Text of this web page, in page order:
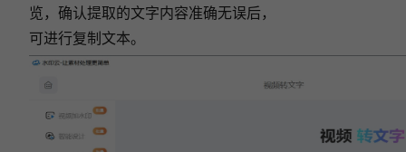
览，确认提取的文字内容准确无误后，
可进行复制文本。